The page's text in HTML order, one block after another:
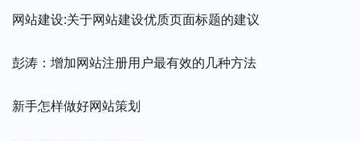
网站建设:关于网站建设优质页面标题的建议
彭涛：增加网站注册用户最有效的几种方法
新手怎样做好网站策划